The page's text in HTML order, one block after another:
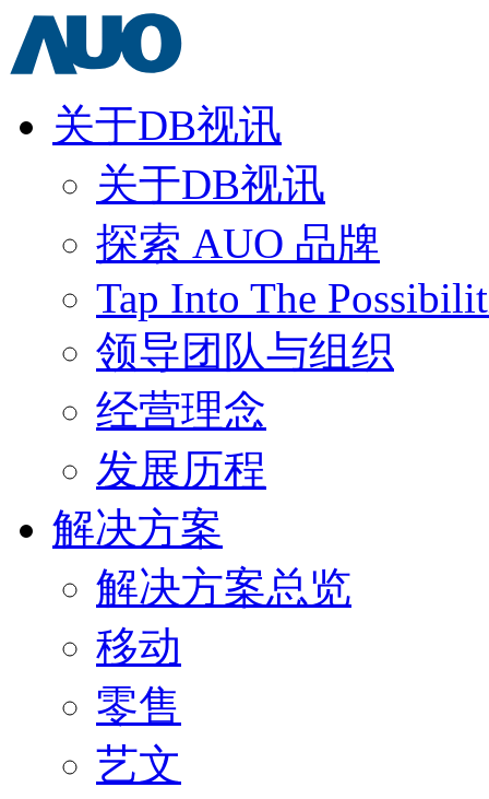
关于DB视讯
关于DB视讯
探索 AUO 品牌
Tap Into The
领导团队与组织
经营理念
发展历程
解决方案
解决方案总览
移动
零售
艺文